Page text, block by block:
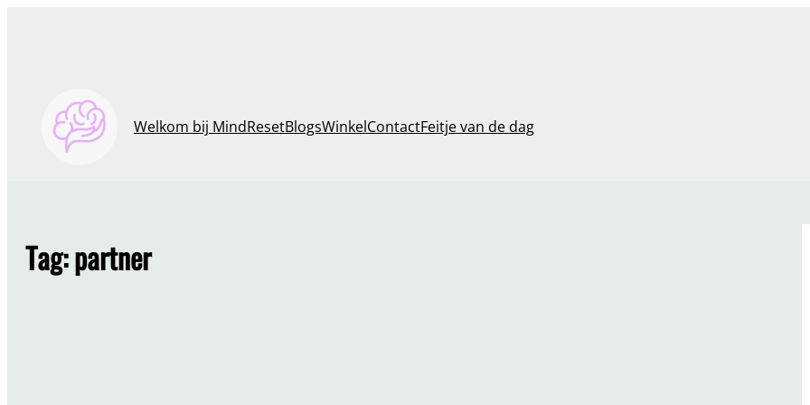
Welkom bij MindResetBlogsWinkelContactFeitje van de dag
Tag:partner